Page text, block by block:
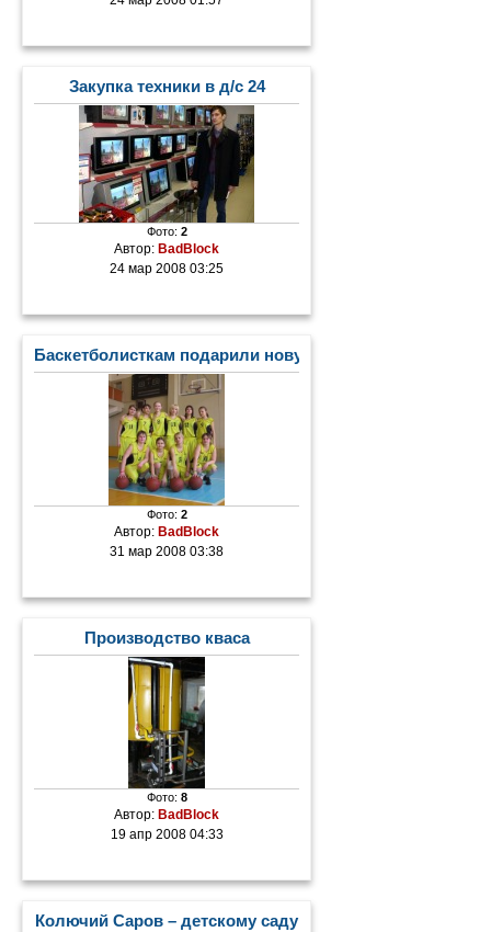
Закупка техники в д/с 24
Фото: 2
Автор:BadBlock
24 мар 2008 03:25
Баскетболисткам подарили новую форму
Фото: 2
Автор: BadBlock
31 мар 2008 03:38
Производство кваса
Фото: 8
Автор: BadBlock
19 апр 2008 04:33
Колючий Саров – детскому саду